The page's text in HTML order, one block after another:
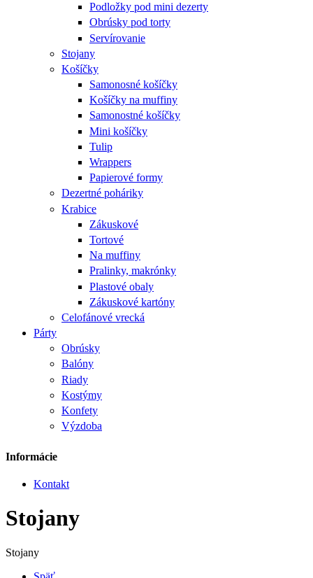
Podložky pod mini dezerty
Obrúsky pod torty
Servírovanie
Stojany
Košíčky
Samonosné košíčky
Košíčky na muffiny
Samonostné košíčky
Mini košíčky
Tulip
Wrappers
Papierové formy
Dezertné poháriky
Krabice
Zákuskové
Tortové
Na muffiny
Pralinky, makrónky
Plastové obaly
Zákuskové kartóny
Celofánové vrecká
Párty
Obrúsky
Balóny
Riady
Kostýmy
Konfety
Výzdoba
Informácie
Kontakt
Stojany
Stojany